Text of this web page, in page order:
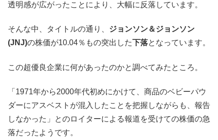
透明感が広がったことにより、大幅に反落しています。
そんな中、タイトルの通り、 ジョンソン＆ジョンソン
(JNJ)の株価が10.04％もの突出した下落となっています。
この超優良企業に何があったのかと調べてみたところ。
「1971年から2000年代初めにかけて、商品のベビーパウ
ダーにアスベストが混入したことを把握しながらも、報告
しなかった」とのロイターによる報道を受けての株価の急
落だったようです。